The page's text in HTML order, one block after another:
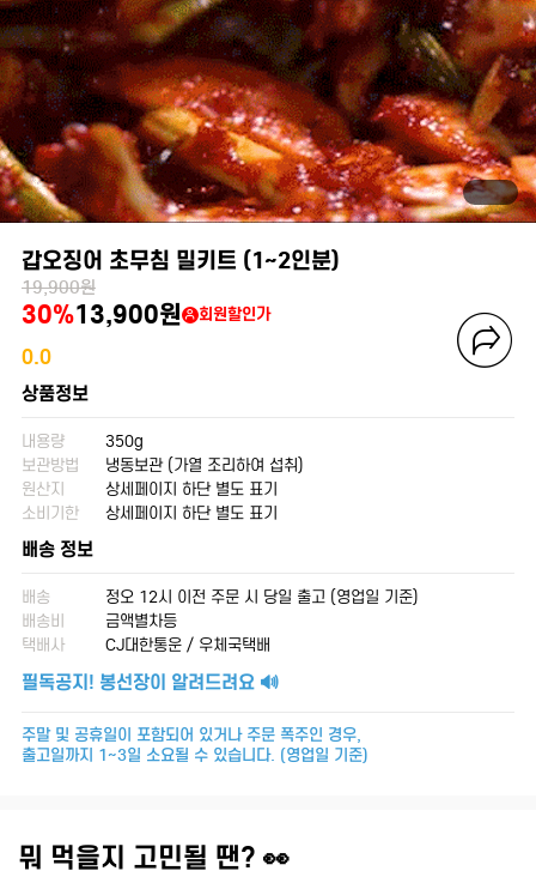
갑오징어 초무침 밀키트 (1~2인분)
19,900원
30%13,900원 회원할인가
0.0
상품정보
내용량
350g
보관방법
냉동보관 (가열 조리하여 섭취)
원산지
상세페이지 하단 별도 표기
소비기한
상세페이지 하단 별도 표기
배송 정보
배송
정오 12시 이전 주문 시 당일 출고 (영업일 기준)
배송비
금액별차등
택배사
CJ대한통운 / 우체국택배
필독공지! 봉선장이 알려드려요 🔊
주말 및 공휴일이 포함되어 있거나 주문 폭주인 경우,
출고일까지 1~3일 소요될 수 있습니다. (영업일 기준)
뭐 먹을지 고민될 땐? 👀